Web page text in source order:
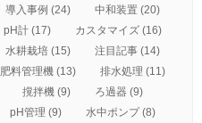
導入事例 (24)
中和装置 (20)
pH計 (17)
カスタマイズ (16)
水耕栽培 (15)
注目記事 (14)
肥料管理機 (13)
排水処理 (11)
撹拌機 (9)
ろ過器 (9)
pH管理 (9)
水中ポンプ (8)